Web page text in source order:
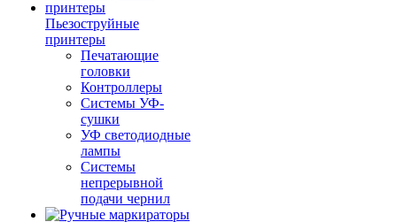
Пьезоструйные
принтеры
Печатающие
головки
Контроллеры
Системы УФ-
сушки
УФ светодиодные
лампы
Системы
непрерывной
подачи чернил